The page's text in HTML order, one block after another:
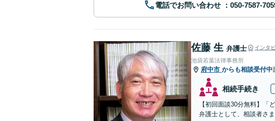
電話でお問い合わせ
佐藤 生 弁護士 インタ
池袋若葉法律事務所
府中市 からも相談受付中
相続手続き
【初回面談30分無料】「
弁護士として、相談者さ